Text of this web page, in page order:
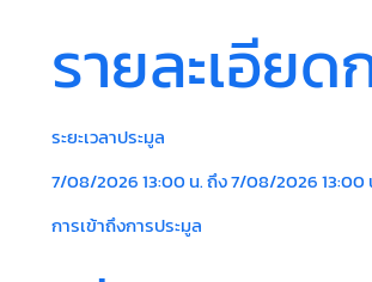
รายละเอียด
ระยะเวลาประมูล
7/08/2026 13:00 น. ถึง 7/08/2026 13:00
การเข้าถึงการประมูล